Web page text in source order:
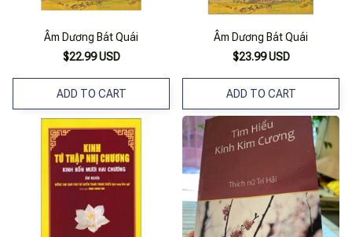
Âm Dương Bát Quái
$22.99 USD
ADD TO CART
Âm Dương Bát Quái
$23.99 USD
ADD TO CART